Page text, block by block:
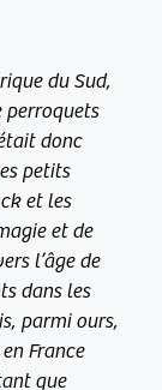
du Sud,
perroquets
donc
petits
et les
et de
l’âge de
dans les
parmi ours,
France
que